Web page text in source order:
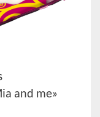
and me»